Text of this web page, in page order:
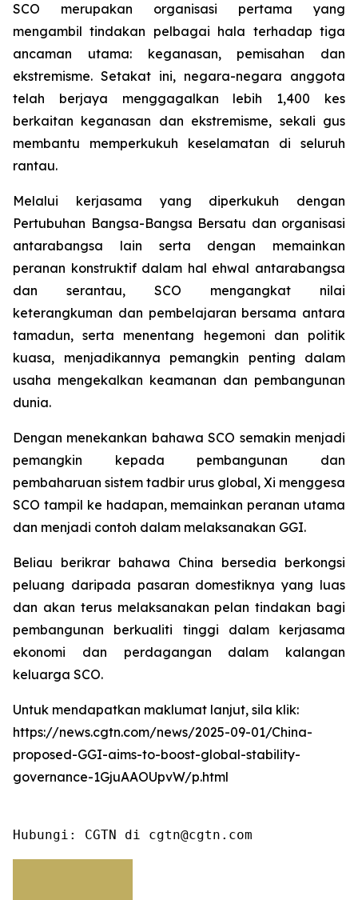
SCO merupakan organisasi pertama yang
mengambil tindakan pelbagai hala terhadap tiga
ancaman utama: keganasan, pemisahan dan
ekstremisme. Setakat ini, negara-negara anggota
telah berjaya menggagalkan lebih 1,400 kes
berkaitan keganasan dan ekstremisme, sekali gus
membantu memperkukuh keselamatan di seluruh
rantau.
Melalui kerjasama yang diperkukuh dengan
Pertubuhan Bangsa-Bangsa Bersatu dan organisasi
antarabangsa lain serta dengan memainkan
peranan konstruktif dalam hal ehwal antarabangsa
dan serantau, SCO mengangkat nilai
keterangkuman dan pembelajaran bersama antara
tamadun, serta menentang hegemoni dan politik
kuasa, menjadikannya pemangkin penting dalam
usaha mengekalkan keamanan dan pembangunan
dunia.
Dengan menekankan bahawa SCO semakin menjadi
pemangkin kepada pembangunan dan
pembaharuan sistem tadbir urus global, Xi menggesa
SCO tampil ke hadapan, memainkan peranan utama
dan menjadi contoh dalam melaksanakan GGI.
Beliau berikrar bahawa China bersedia berkongsi
peluang daripada pasaran domestiknya yang luas
dan akan terus melaksanakan pelan tindakan bagi
pembangunan berkualiti tinggi dalam kerjasama
ekonomi dan perdagangan dalam kalangan
keluarga SCO.
Untuk mendapatkan maklumat lanjut, sila klik:
https://news.cgtn.com/news/2025-09-01/China-
proposed-GGI-aims-to-boost-global-stability-
governance-1GjuAAOUpvW/p.html
Hubungi: CGTN di cgtn@cgtn.com